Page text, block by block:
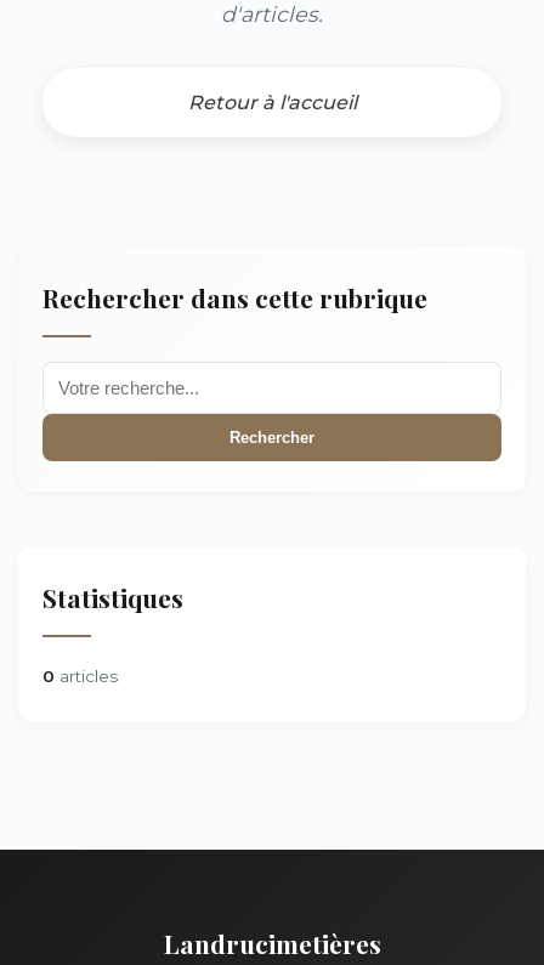
d'articles.
Retour à l'accueil
Rechercher dans cette rubrique
Rechercher
Statistiques
0 articles
Landrucimetières